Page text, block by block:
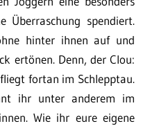
Überraschung spendiert.
hinter ihnen auf und
ertönen. Denn, der Clou:
fortan im Schlepptau.
ihr unter anderem im
Wie ihr eure eigene